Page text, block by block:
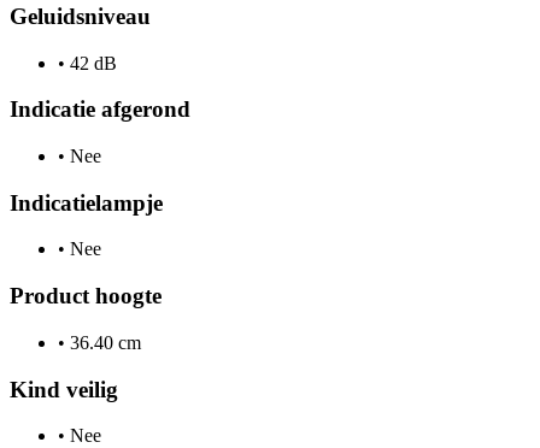
Geluidsniveau
• 42 dB
Indicatie afgerond
• Nee
Indicatielampje
• Nee
Product hoogte
• 36.40 cm
Kind veilig
• Nee